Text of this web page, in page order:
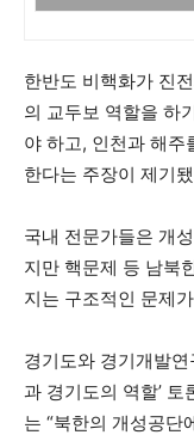
한반도 비핵화가 진
의 교두보 역할을 하
야 하고, 인천과 해
한다는 주장이 제기
국내 전문가들은 개
지만 핵문제 등 남북
지는 구조적인 문제
경기도와 경기개발
과 경기도의 역할’
는 “북한의 개성공단